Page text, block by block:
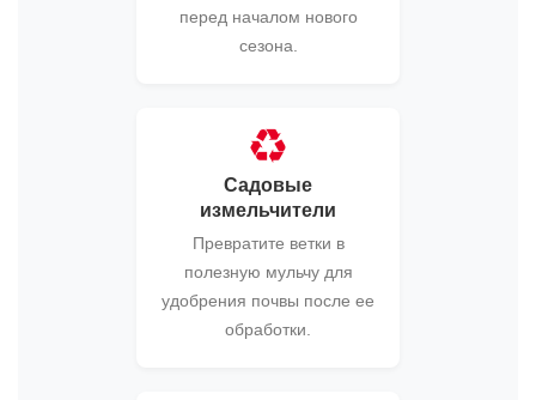
перед началом нового
сезона.
♻️
Садовые
измельчители
Превратите ветки в
полезную мульчу для
удобрения почвы после ее
обработки.